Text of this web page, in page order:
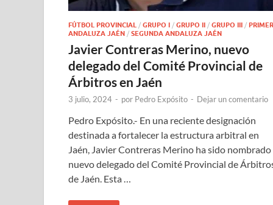
FÚTBOL PROVINCIAL / GRUPO I / GRUPO II / GRUPO III /
ANDALUZA JAÉN / SEGUNDA ANDALUZA JAÉN
Javier Contreras Merino, nuevo
delegado del Comité Provincial de
Árbitros en Jaén
3 julio, 2024 - por Pedro Expósito - Dejar un comentario
Pedro Expósito.- En una reciente designación
destinada a fortalecer la estructura arbitral en
Jaén, Javier Contreras Merino ha sido nombrado
nuevo delegado del Comité Provincial de
de Jaén. Esta …